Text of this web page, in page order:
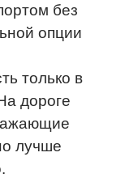
без
опции
только в
дороге
лучше